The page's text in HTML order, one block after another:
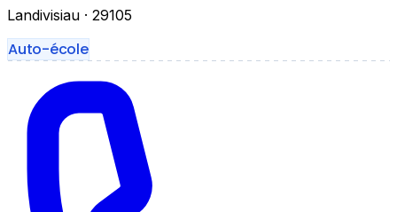
Landivisiau · 29105
Auto-école